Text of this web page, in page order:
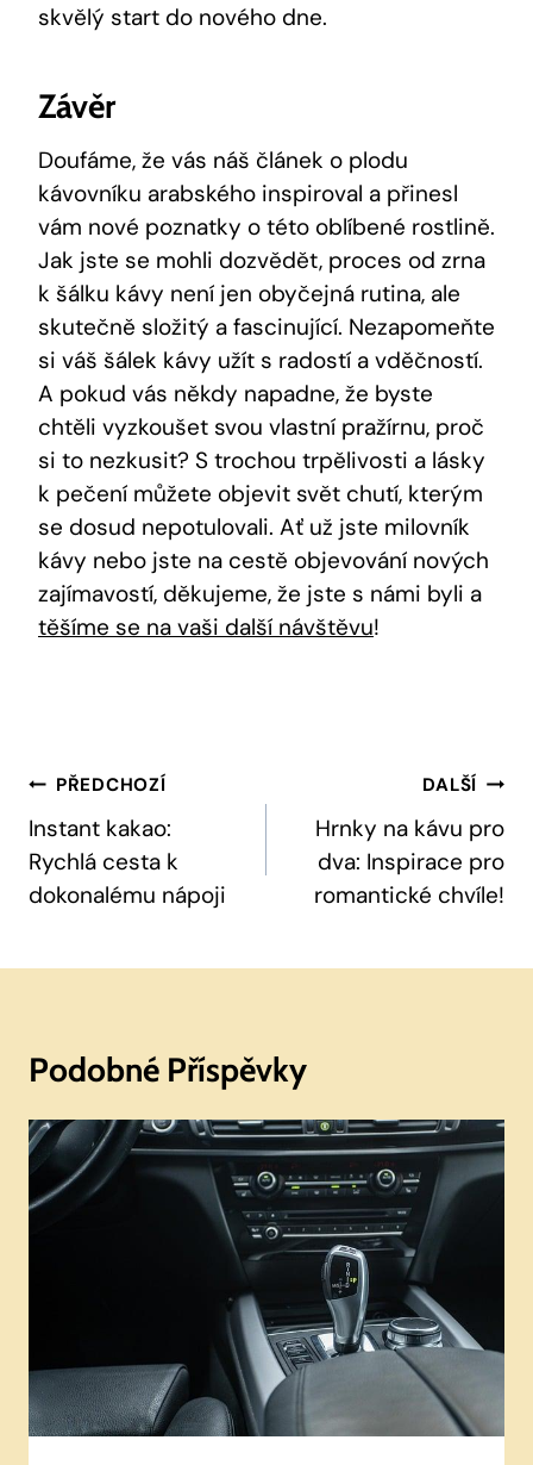
skvělý start do nového dne.
Závěr
Doufáme, že vás náš článek o plodu
kávovníku arabského inspiroval a přinesl
vám nové poznatky o této oblíbené rostlině.
Jak jste se mohli dozvědět, proces od zrna
k šálku kávy není jen obyčejná rutina, ale
skutečně složitý a fascinující. Nezapomeňte
si váš šálek kávy užít s radostí a vděčností.
A pokud vás někdy napadne, že byste
chtěli vyzkoušet svou vlastní pražírnu, proč
si to nezkusit? S trochou trpělivosti a lásky
k pečení můžete objevit svět chutí, kterým
se dosud nepotulovali. Ať už jste milovník
kávy nebo jste na cestě objevování nových
zajímavostí, děkujeme, že jste s námi byli a
těšíme se na vaši další návštěvu!
Navigace
Pro
Příspěvek
PŘEDCHOZÍ
Instant kakao:
Rychlá cesta k
dokonalému nápoji
DALŠÍ
Hrnky na kávu pro
dva: Inspirace pro
romantické chvíle!
Podobné Příspěvky